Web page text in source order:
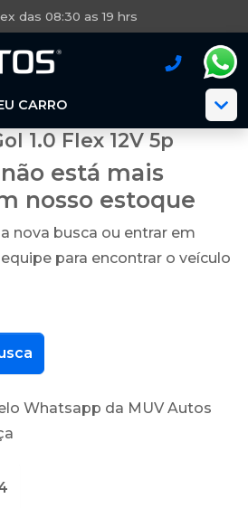
das 08:30 as 19 hrs
CARRO
1.0 Flex 12V 5p
está mais
nosso estoque
nova busca ou entrar em
para encontrar o veículo
Whatsapp da MUV Autos